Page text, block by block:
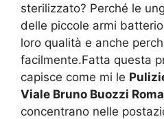
sterilizzato? Perché le
delle piccole armi
loro qualità e anche
facilmente.Fatta questa
capisce come mi le
Viale Bruno Buozzi Roma
concentrano nelle